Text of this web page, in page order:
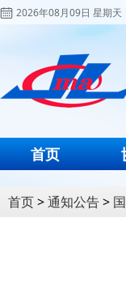
2026年08月09日 星期天
首页
首页>通知公告>